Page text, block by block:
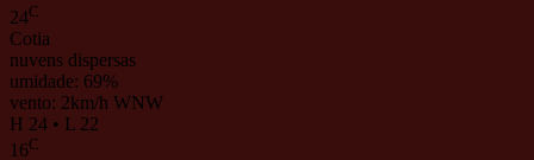
24C
Cotia
nuvens dispersas
umidade: 69%
vento: 2km/h WNW
H 24 • L 22
16C